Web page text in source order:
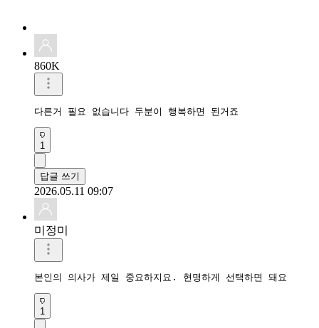
860K
다른거 필요 없습니다 두분이 행복하면 된거죠
1
답글 쓰기
2026.05.11 09:07
미정미
본인의 의사가 제일 중요하지요. 현명하게 선택하면 돼요
1